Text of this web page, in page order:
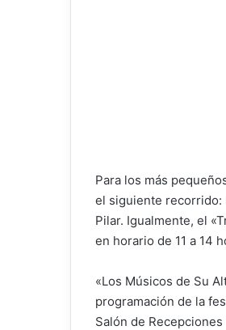
Para los más
el siguiente recorrido:
Pilar. Igualmente, el
en horario de 11 a 14
«Los Músicos de Su
programación de la
Salón de